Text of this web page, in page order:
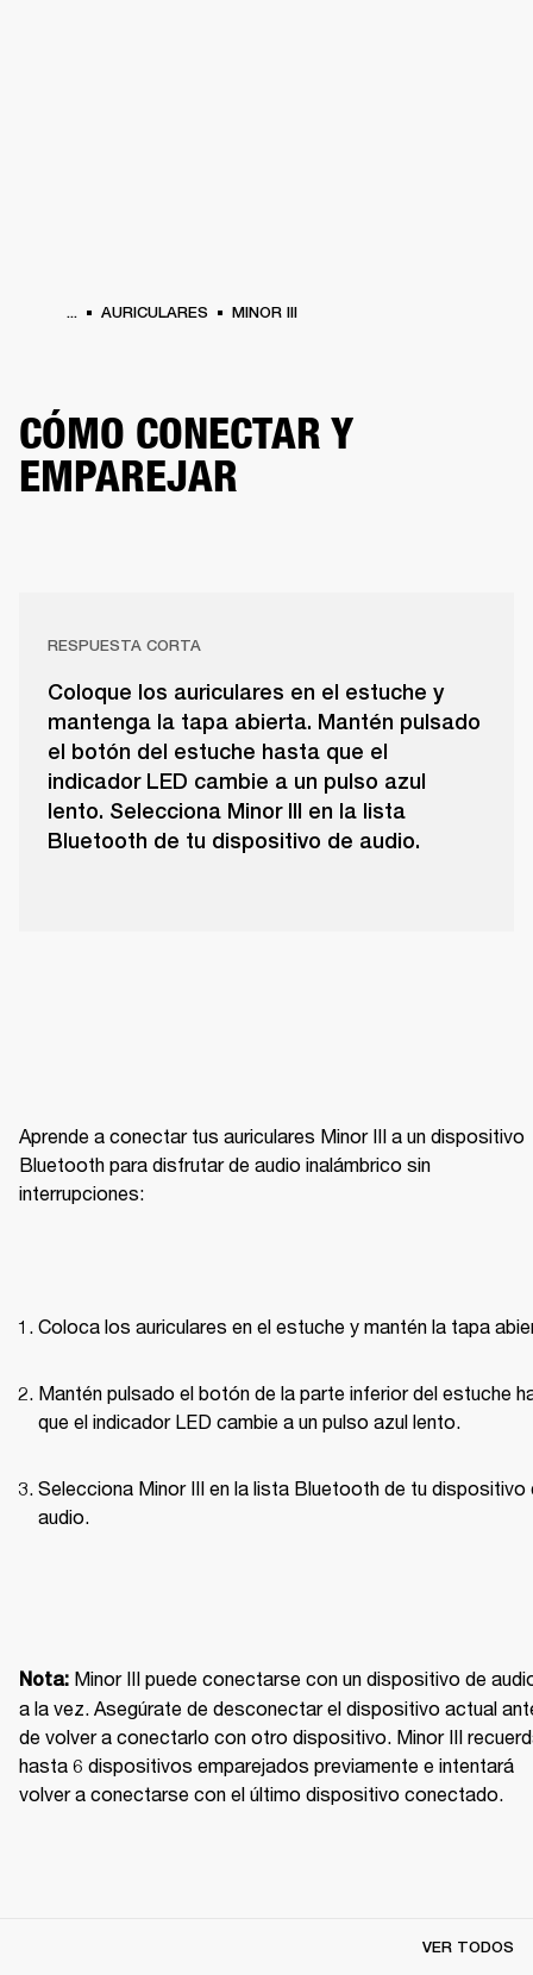
... AURICULARES MINOR III
CÓMO CONECTAR Y
EMPAREJAR
RESPUESTA CORTA
Coloque los auriculares en el estuche y
mantenga la tapa abierta. Mantén pulsado
el botón del estuche hasta que el
indicador LED cambie a un pulso azul
lento. Selecciona Minor III en la lista
Bluetooth de tu dispositivo de audio.
Aprende a conectar tus auriculares Minor III a un dispositivo
Bluetooth para disfrutar de audio inalámbrico sin
interrupciones:
Coloca los auriculares en el estuche y mantén la tapa
Mantén pulsado el botón de la parte inferior del estuche
que el indicador LED cambie a un pulso azul lento.
Selecciona Minor III en la lista Bluetooth de tu dispositivo
audio.
Nota: Minor III puede conectarse con un dispositivo de
a la vez. Asegúrate de desconectar el dispositivo actual
de volver a conectarlo con otro dispositivo. Minor III
hasta 6 dispositivos emparejados previamente e intentará
volver a conectarse con el último dispositivo conectado.
VER TODOS